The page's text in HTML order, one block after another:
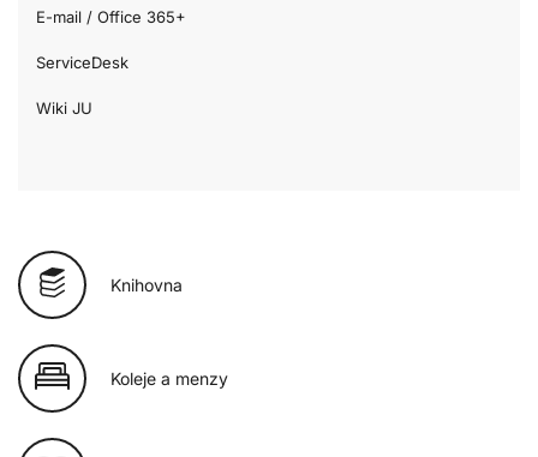
E-mail / Office 365+
ServiceDesk
Wiki JU
Knihovna
Koleje a menzy